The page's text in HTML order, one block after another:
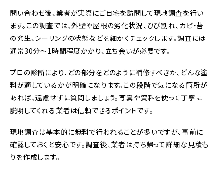
問い合わせ後、業者が実際にご自宅を訪問して現地調査を行い
ます。この調査では、外壁や屋根の劣化状況、ひび割れ、カビ・苔
の発生、シーリングの状態などを細かくチェックします。調査には
通常30分〜1時間程度かかり、立ち会いが必要です。
プロの診断により、どの部分をどのように補修すべきか、どんな塗
料が適しているかが明確になります。この段階で気になる箇所が
あれば、遠慮せずに質問しましょう。写真や資料を使って丁寧に
説明してくれる業者は信頼できるポイントです。
現地調査は基本的に無料で行われることが多いですが、事前に
確認しておくと安心です。調査後、業者は持ち帰って詳細な見積も
りを作成します。